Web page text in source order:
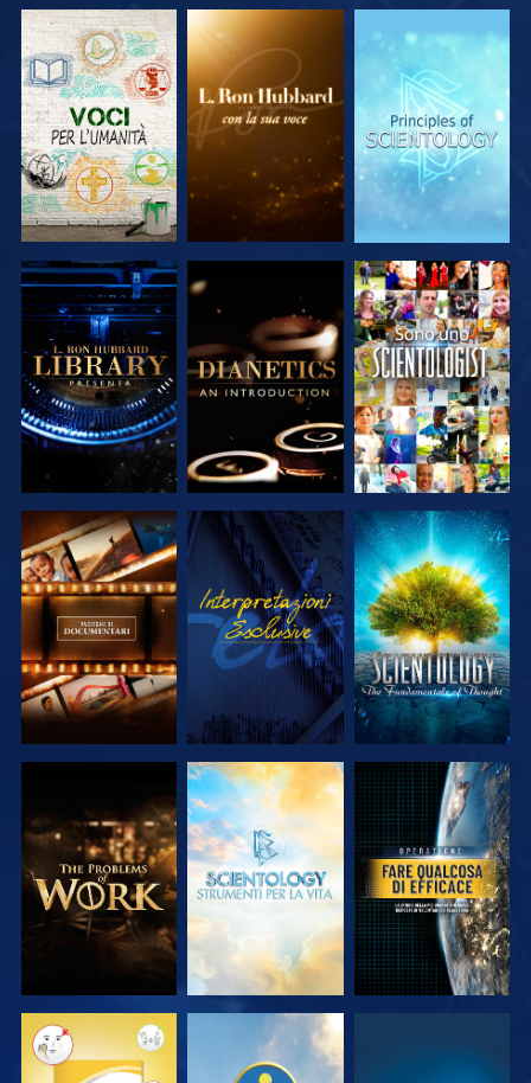
ESPLORA LE
SERIE
ESPLORA LE
SERIE
ESPLORA LE
SERIE
ESPLORA LE
SERIE
ESPLORA LE
SERIE
GUARDA
ESPLORA LE
SERIE
GUARDA
ESPLORA LE
SERIE
ESPLORA LE
SERIE
ESPLORA LE
SERIE
GUARDA